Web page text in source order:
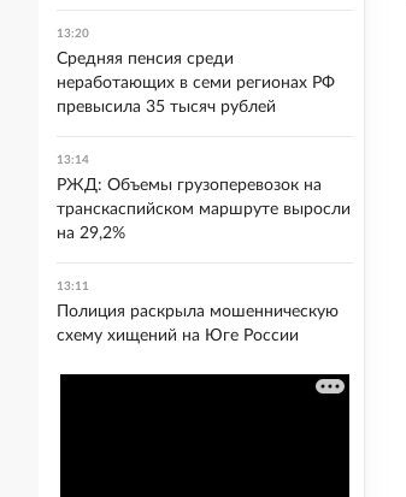
13:20
Средняя пенсия среди
неработающих в семи регионах РФ
превысила 35 тысяч рублей
13:14
РЖД: Объемы грузоперевозок на
транскаспийском маршруте выросли
на 29,2%
13:11
Полиция раскрыла мошенническую
схему хищений на Юге России